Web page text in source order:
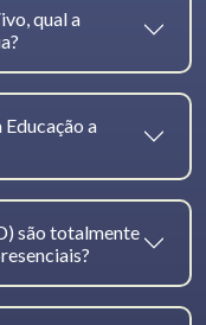
qual a
a
são totalmente